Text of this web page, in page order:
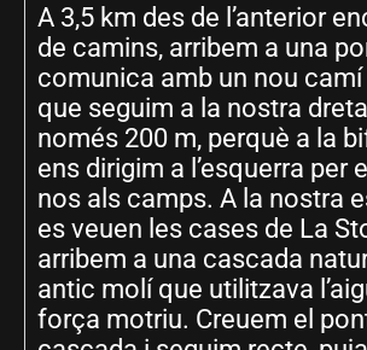
A 3,5 km des de l’anterior
de camins, arribem a una
comunica amb un nou camí
que seguim a la nostra
només 200 m, perquè a la
ens dirigim a l’esquerra per
nos als camps. A la nostra
es veuen les cases de La
arribem a una cascada
antic molí que utilitzava
força motriu. Creuem el